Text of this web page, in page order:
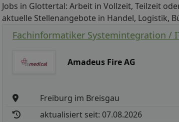
Jobs in Glottertal: Arbeit in Vollzeit, Teilzeit
aktuelle Stellenangebote in Handel, Logistik,
Fachinformatiker Systemintegration /
Amadeus Fire AG
Freiburg im Breisgau
aktualisiert seit: 07.08.2026